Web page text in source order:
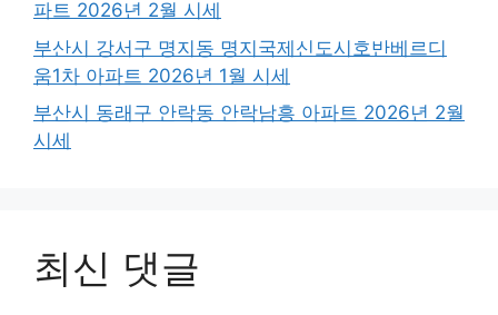
파트 2026년 2월 시세
부산시 강서구 명지동 명지국제신도시호반베르디
움1차 아파트 2026년 1월 시세
부산시 동래구 안락동 안락남흥 아파트 2026년 2월
시세
최신 댓글